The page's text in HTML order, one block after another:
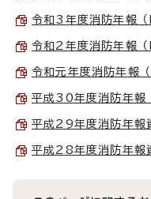
令和3年度消防年報
令和2年度消防年報
令和元年度消防年報
平成30年度消防年報
平成29年度消防年報
平成28年度消防年報